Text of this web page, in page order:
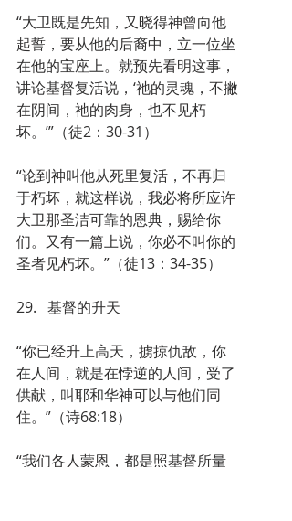
“大卫既是先知，又晓得神曾向他
起誓，要从他的后裔中，立一位坐
在他的宝座上。就预先看明这事，
讲论基督复活说，‘祂的灵魂，不撇
在阴间，祂的肉身，也不见朽
坏。’”（徒2：30-31）
“论到神叫他从死里复活，不再归
于朽坏，就这样说，我必将所应许
大卫那圣洁可靠的恩典，赐给你
们。又有一篇上说，你必不叫你的
圣者见朽坏。”（徒13：34-35）
29.   基督的升天
“你已经升上高天，掳掠仇敌，你
在人间，就是在悖逆的人间，受了
供献，叫耶和华神可以与他们同
住。”（诗68:18）
“我们各人蒙恩，都是照基督所量